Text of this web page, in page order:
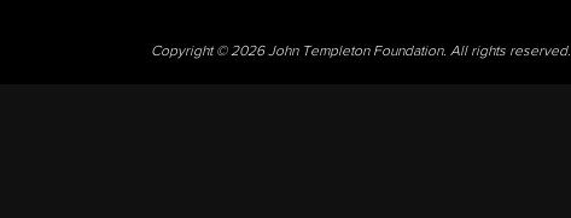
Copyright © 2026 John Templeton Foundation. All rights reserved.